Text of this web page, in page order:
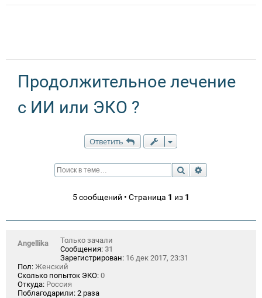
Продолжительное лечение
с ИИ или ЭКО ?
Ответить
Поиск
5 сообщений • Страница 1 из 1
Angellika
Только зачали
Сообщения: 31
Зарегистрирован: 16 дек 2017, 23:31
Пол: Женский
Сколько попыток ЭКО: 0
Откуда: Россия
Поблагодарили: 2 раза